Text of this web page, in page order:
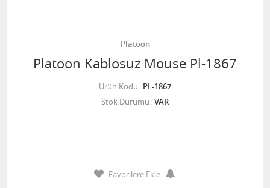
Platoon
Platoon Kablosuz Mouse Pl-1867
Ürün Kodu PL-1867
Stok Durumu VAR
Favorilere Ekle